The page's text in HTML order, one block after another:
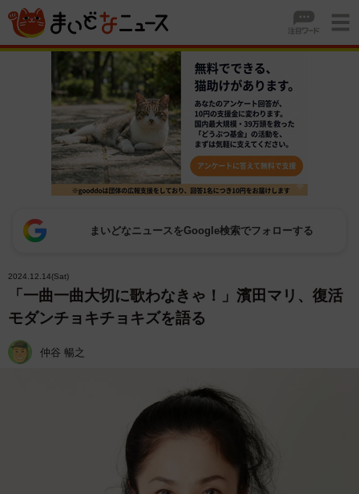
まいどなニュースをGoogle検索でフォローする
2024.12.14(Sat)
「一曲一曲大切に歌わなきゃ！」濱田マリ、復活
モダンチョキチョキズを語る
仲谷 暢之